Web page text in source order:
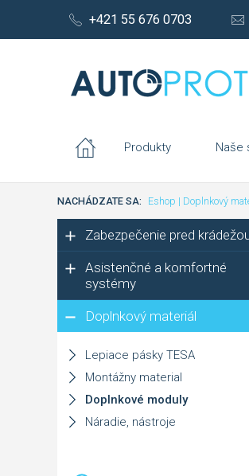
+421 55 676 0703
Produkty Naše
NACHÁDZATE SA: Eshop | Doplnkový
Zabezpečenie pred
Asistenčné a komfortné
systémy
Doplnkový materiál
Lepiace pásky TESA
Montážny material
Doplnkové moduly
Náradie, nástroje